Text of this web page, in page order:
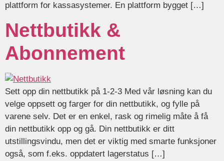
plattform for kassasystemer. En plattform bygget […]
Nettbutikk &
Abonnement
Sett opp din nettbutikk på 1-2-3 Med vår løsning kan du
velge oppsett og farger for din nettbutikk, og fylle på
varene selv. Det er en enkel, rask og rimelig måte å få
din nettbutikk opp og gå. Din nettbutikk er ditt
utstillingsvindu, men det er viktig med smarte funksjoner
også, som f.eks. oppdatert lagerstatus […]